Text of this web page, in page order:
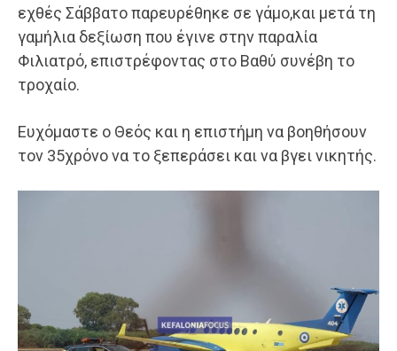
εχθές Σάββατο παρευρέθηκε σε γάμο,και μετά τη
γαμήλια δεξίωση που έγινε στην παραλία
Φιλιατρό, επιστρέφοντας στο Βαθύ συνέβη το
τροχαίο.
Ευχόμαστε ο Θεός και η επιστήμη να βοηθήσουν
τον 35χρόνο να το ξεπεράσει και να βγει νικητής.